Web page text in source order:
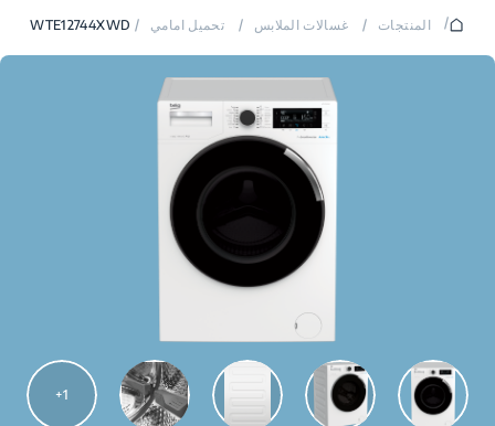
/ المنتجات / غسالات الملابس / تحميل امامي /
WTE12744XWD
1